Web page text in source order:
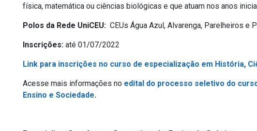
física, matemática ou ciências biológicas e que atuam nos anos
Polos da Rede UniCEU: CEUs Água Azul, Alvarenga, Parelheiros e
Inscrições: até 01/07/2022
Link para inscrições no curso de especialização em História,
Acesse mais informações no edital do processo seletivo do
Ensino e Sociedade.